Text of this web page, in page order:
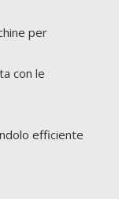
per
con le
efficiente